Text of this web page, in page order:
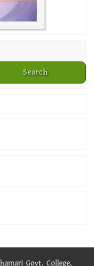
Search
Govt. College,